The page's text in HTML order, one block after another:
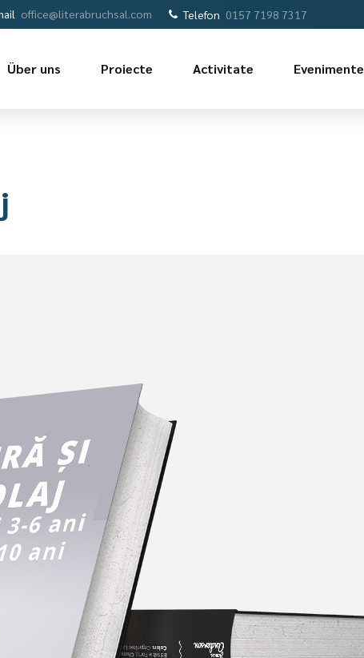
office@literabruchsal.com Telefon 0157 7198 7317
Über uns Proiecte Activitate Evenimente